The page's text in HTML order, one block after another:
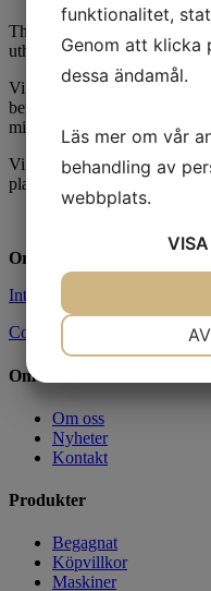
Thovo AB är ett mindre
uthyrning, försäljning,
Vi hyr ut nischade maskiner
mindre anläggningsmaskiner.
Vi distribruerar och säljer
plattformar med tillbehör
Org.nr:
Integritetspolicy
Cookies
Om oss
Om oss
Nyheter
Kontakt
Produkter
Begagnat
Köpvillkor
Maskiner
funktionalitet,
Genom att klicka
dessa ändamål.
Läs mer om vår
behandling av
webbplats.
VISA